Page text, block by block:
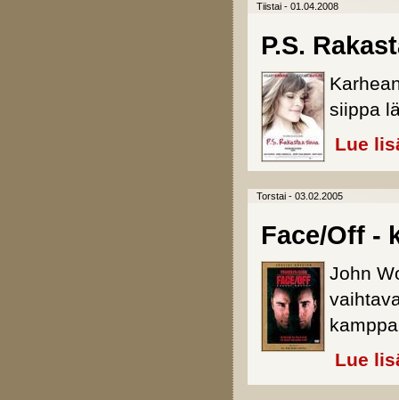
Tiistai - 01.04.2008
P.S.
siippa
Lue
Torstai - 03.02.2005
Face/Off -
John
Lue